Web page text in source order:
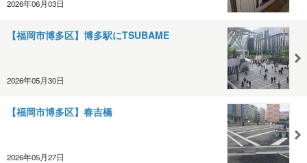
2026年06月03日
【福岡市博多区】博多駅にTSUBAME
2026年05月30日
【福岡市博多区】春吉橋
2026年05月27日